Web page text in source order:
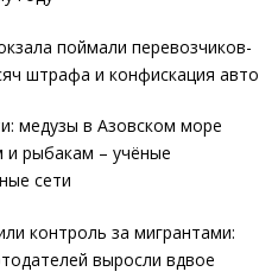
поймали перевозчиков-
штрафа и конфискация авто
медузы в Азовском море
рыбакам – учёные
сети
контроль за мигрантами:
выросли вдвое